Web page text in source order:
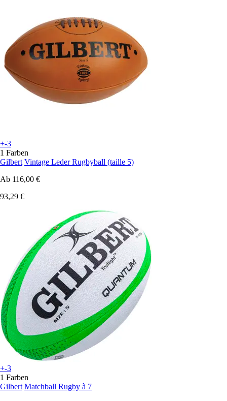
+-3
1 Farben
Gilbert Vintage Leder Rugbyball (taille 5)
Ab 116,00 €
93,29 €
+-3
1 Farben
Gilbert Matchball Rugby à 7